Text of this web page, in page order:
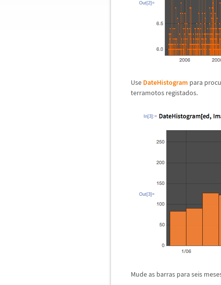
Out[2]=
Use DateHistogram para
terramotos registados.
In[3]:=
Out[3]=
Mude as barras para seis